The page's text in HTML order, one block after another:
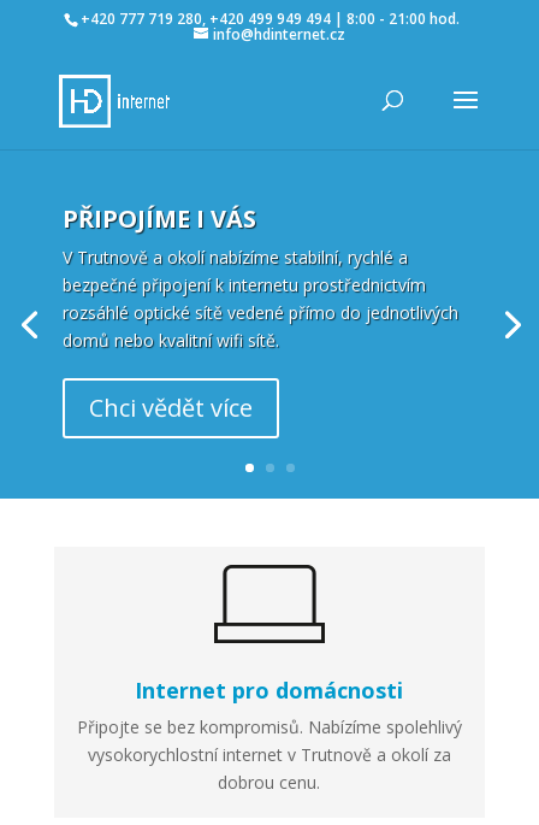
+420 777 719 280, +420 499 949 494 | 8:00 - 21:00 hod.
info@hdinternet.cz
PŘIPOJÍME I VÁS
V Trutnově a okolí nabízíme stabilní, rychlé a
bezpečné připojení k internetu prostřednictvím
rozsáhlé optické sítě vedené přímo do jednotlivých
domů nebo kvalitní wifi sítě.
Chci vědět více
Internet pro domácnosti
Připojte se bez kompromisů. Nabízíme spolehlivý
vysokorychlostní internet v Trutnově a okolí za
dobrou cenu.